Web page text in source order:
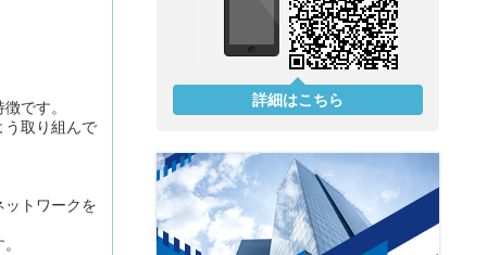
です。
う取り組んで
トワークを
詳細はこちら